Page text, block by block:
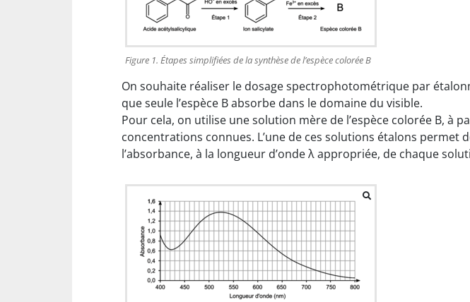
Figure 1. Étapes simplifiées de la synthèse de l’espèce colorée B
On souhaite réaliser le dosage spectrophotométrique par
que seule l’espèce B absorbe dans le domaine du visible.
Pour cela, on utilise une solution mère de l’espèce colorée B,
concentrations connues. L’une de ces solutions étalons
l’absorbance, à la longueur d’onde λ appropriée, de chaque